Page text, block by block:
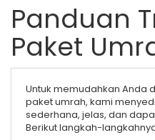
Panduan
Paket
Untuk memudahkan Anda
paket umrah, kami
sederhana, jelas, dan
Berikut langkah-